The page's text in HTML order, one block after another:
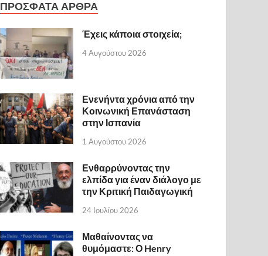
ΠΡΟΣΦΑΤΑ ΑΡΘΡΑ
Έχεις κάποια στοιχεία;
4 Αυγούστου 2026
Ενενήντα χρόνια από την
Κοινωνική Επανάσταση
στην Ισπανία
1 Αυγούστου 2026
Ενθαρρύνοντας την
ελπίδα για έναν διάλογο με
την Κριτική Παιδαγωγική
24 Ιουλίου 2026
Μαθαίνοντας να
θυμόμαστε: Ο Henry